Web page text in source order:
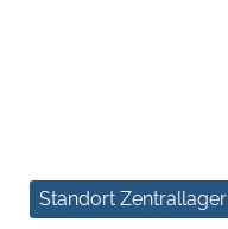
Standort Zentrallager